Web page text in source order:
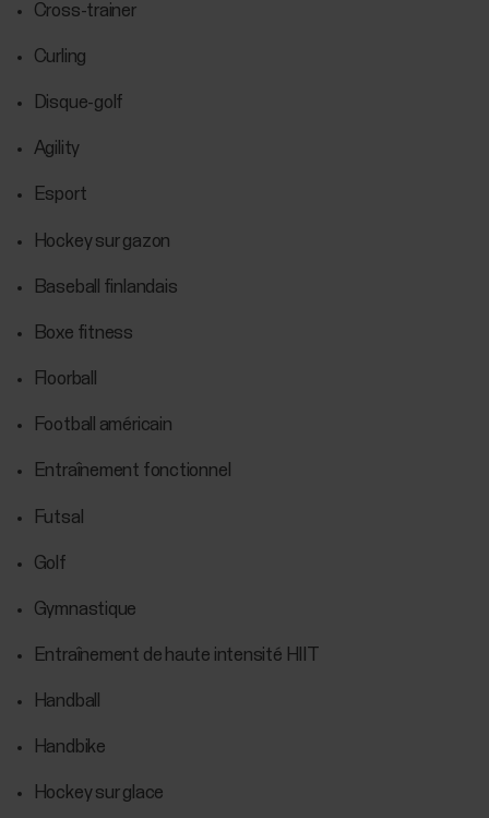
Cross-trainer
Curling
Disque-golf
Agility
Esport
Hockey sur gazon
Baseball finlandais
Boxe fitness
Floorball
Football américain
Entraînement fonctionnel
Futsal
Golf
Gymnastique
Entraînement de haute intensité HIIT
Handball
Handbike
Hockey sur glace